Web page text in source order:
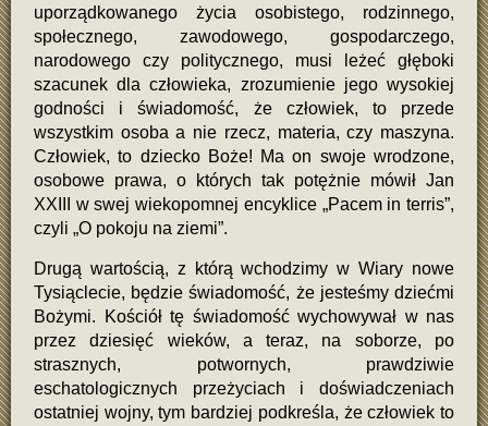
uporządkowanego życia osobistego, rodzinnego,
społecznego, zawodowego, gospodarczego,
narodowego czy politycznego, musi leżeć głęboki
szacunek dla człowieka, zrozumienie jego wysokiej
godności i świadomość, że człowiek, to przede
wszystkim osoba a nie rzecz, materia, czy maszyna.
Człowiek, to dziecko Boże! Ma on swoje wrodzone,
osobowe prawa, o których tak potężnie mówił Jan
XXIII w swej wiekopomnej encyklice „Pacem in terris”,
czyli „O pokoju na ziemi”.
Drugą wartością, z którą wchodzimy w Wiary nowe
Tysiąclecie, będzie świadomość, że jesteśmy dziećmi
Bożymi. Kościół tę świadomość wychowywał w nas
przez dziesięć wieków, a teraz, na soborze, po
strasznych, potwornych, prawdziwie
eschatologicznych przeżyciach i doświadczeniach
ostatniej wojny, tym bardziej podkreśla, że człowiek to